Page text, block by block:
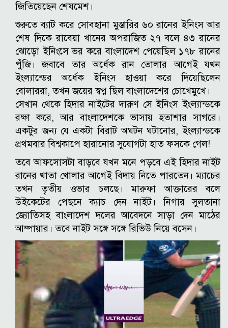
জিতিয়েছেন শেষমেশ।
শুরুতে ব্যাট করে সোবহানা মুস্তারির ৬০ রানের ইনিংস আর
শেষ দিকে রাবেয়া খানের অপরাজিত ২৭ বলে ৪৩ রানের
ঝোড়ো ইনিংসে ভর করে বাংলাদেশ পেয়েছিল ১৭৮ রানের
পুঁজি। জবাবে তার অর্ধেক রান তোলার আগেই যখন
ইংল্যান্ডের অর্ধেক ইনিংস হাওয়া করে দিয়েছিলেন
বোলাররা, তখন জয়ের স্বপ্ন ছিল বাংলাদেশের চোখেমুখে।
সেখান থেকে হিদার নাইটের দারুণ সে ইনিংস ইংল্যান্ডকে
রক্ষা করে, আর বাংলাদেশকে ভাসায় হতাশার সাগরে।
একটুর জন্য যে একটা বিরাট অঘটন ঘটানোর, ইংল্যান্ডকে
প্রথমবার বিশ্বকাপে হারানোর সুযোগটা হাত ফসকে গেল!
তবে আফসোসটা বাড়বে যখন মনে পড়বে এই হিদার নাইট
রানের খাতা খোলার আগেই বিদায় নিতে পারতেন। ম্যাচের
তখন তৃতীয় ওভার চলছে। মারুফা আক্তারের বলে
উইকেটের পেছনে ক্যাচ দেন নাইট। নিগার সুলতানা
জ্যোতিসহ বাংলাদেশ দলের আবেদনে সাড়া দেন মাঠের
আম্পায়ার। তবে নাইট সঙ্গে সঙ্গে রিভিউ নিয়ে বসেন।